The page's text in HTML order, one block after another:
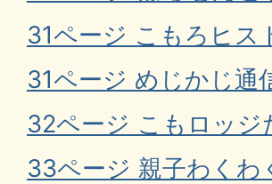
31ページ こもろヒス
31ページ めじかじ通
32ページ こもロッジ
33ページ 親子わく